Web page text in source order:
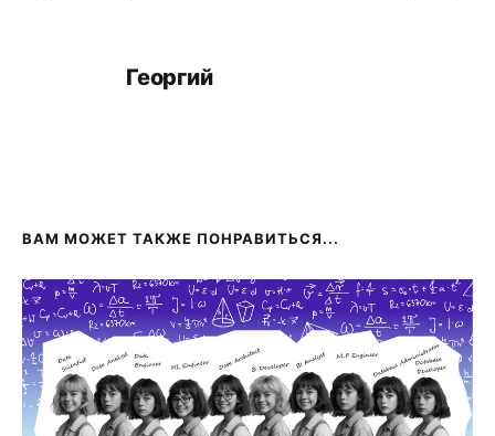
Георгий
ВАМ МОЖЕТ ТАКЖЕ ПОНРАВИТЬСЯ...